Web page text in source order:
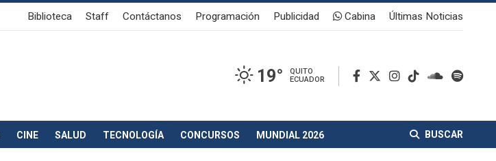
Biblioteca Staff Contáctanos Programación Publicidad Cabina Últimas Noticias
19°
QUITO
ECUADOR
CINE SALUD TECNOLOGÍA CONCURSOS MUNDIAL 2026 BUSCAR